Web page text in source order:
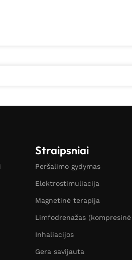
Straipsniai
Peršalimo gydymas
Elektrostimuliacija
Magnetinė terapija
Limfodrenažas
Inhaliacijos
Gera savijauta